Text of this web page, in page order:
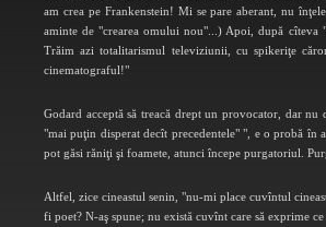
am crea pe Frankenstein! Mi se pare aberant, nu
aminte de "crearea omului nou"...) Apoi, după cîteva
Trăim azi totalitarismul televiziunii, cu spikeriţe
cinematograful!"
Godard acceptă să treacă drept un provocator, dar
"mai puţin disperat decît precedentele" ", e o probă în
pot găsi răniţi şi foamete, atunci începe purgatoriul.
Altfel, zice cineastul senin, "nu-mi place cuvîntul
fi poet? N-aş spune; nu există cuvînt care să exprime